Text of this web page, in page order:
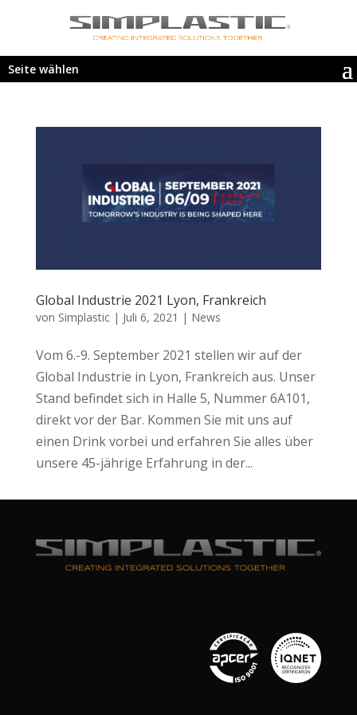
Seite wählen
Global Industrie 2021 Lyon, Frankreich
von Simplastic| Juli 6, 2021 | News
Vom 6.-9. September 2021 stellen wir auf der
Global Industrie in Lyon, Frankreich aus. Unser
Stand befindet sich in Halle 5, Nummer 6A101,
direkt vor der Bar. Kommen Sie mit uns auf
einen Drink vorbei und erfahren Sie alles über
unsere 45-jährige Erfahrung in der...